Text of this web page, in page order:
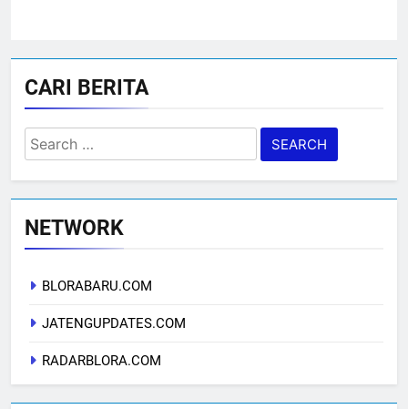
CARI BERITA
Search
for:
NETWORK
BLORABARU.COM
JATENGUPDATES.COM
RADARBLORA.COM